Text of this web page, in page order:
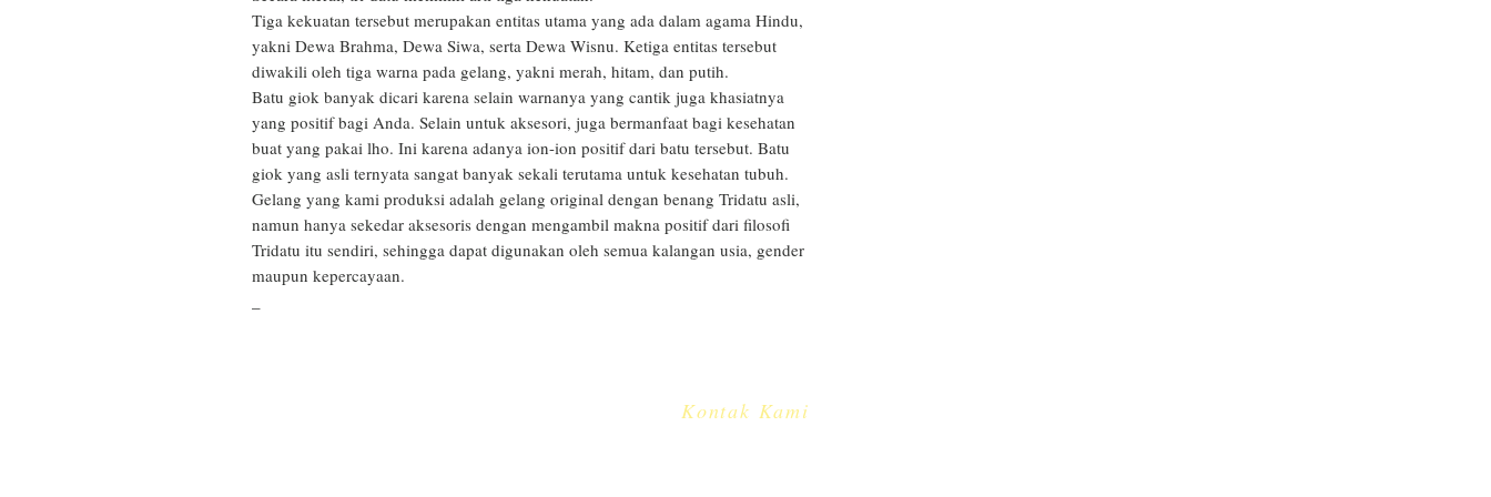
Tiga kekuatan tersebut merupakan entitas utama yang ada dalam agama Hindu,
yakni Dewa Brahma, Dewa Siwa, serta Dewa Wisnu. Ketiga entitas tersebut
diwakili oleh tiga warna pada gelang, yakni merah, hitam, dan putih.
Batu giok banyak dicari karena selain warnanya yang cantik juga khasiatnya
yang positif bagi Anda. Selain untuk aksesori, juga bermanfaat bagi kesehatan
buat yang pakai lho. Ini karena adanya ion-ion positif dari batu tersebut. Batu
giok yang asli ternyata sangat banyak sekali terutama untuk kesehatan tubuh.
Gelang yang kami produksi adalah gelang original dengan benang Tridatu asli,
namun hanya sekedar aksesoris dengan mengambil makna positif dari filosofi
Tridatu itu sendiri, sehingga dapat digunakan oleh semua kalangan usia, gender
maupun kepercayaan.
Kontak Kami